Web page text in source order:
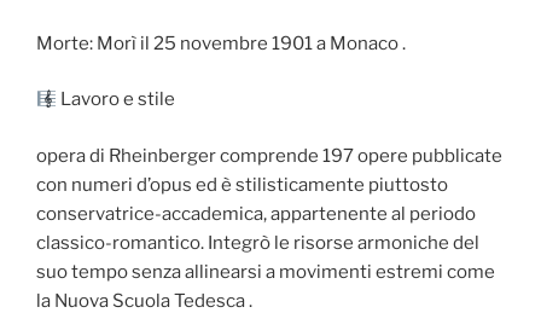
Morte: Morì il 25 novembre 1901 a Monaco .
Lavoro e stile
opera di Rheinberger comprende 197 opere pubblicate
con numeri d’opus ed è stilisticamente piuttosto
conservatrice-accademica, appartenente al periodo
classico-romantico. Integrò le risorse armoniche del
suo tempo senza allinearsi a movimenti estremi come
la Nuova Scuola Tedesca .